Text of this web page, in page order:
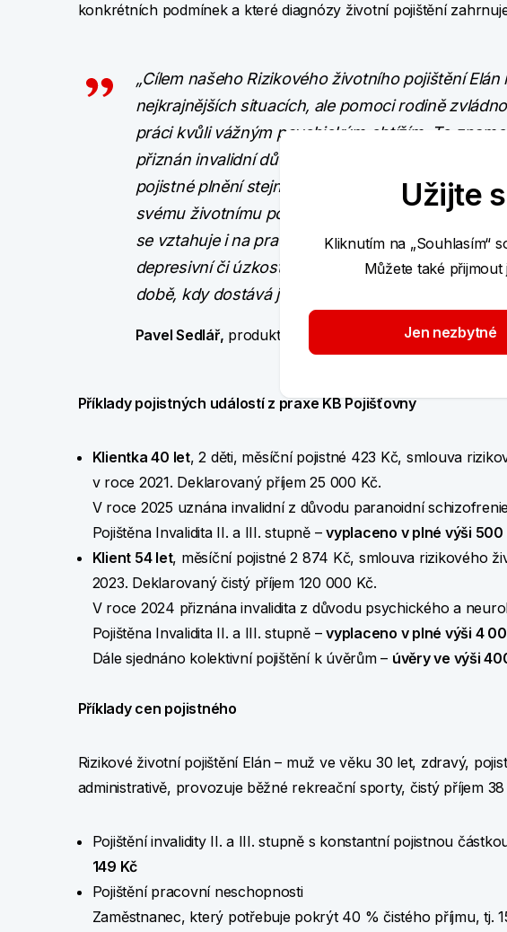
konkrétních podmínek a které diagnózy životní pojištění
„Cílem našeho Rizikového životního pojištění
nejkrajnějších situacích, ale pomoci rodině
práci kvůli vážným psychickým obtížím. To
přiznán invalidní důchod právě kvůli duševní
pojistné plnění stejně jako u jiných zdravotních
svému životnímu pojištění sjednat také
se vztahuje i na pracovní neschopnost z důvodu
depresivní či úzkostné poruchy, a pobírat denní
době, kdy dostává jen nemocenskou.“
Pavel Sedlář, produktový manažer z KB Pojišťovny
Příklady pojistných událostí z praxe KB Pojišťovny
Klientka 40 let, 2 děti, měsíční pojistné 423 Kč, smlouva
v roce 2021. Deklarovaný příjem 25 000 Kč.
V roce 2025 uznána invalidní z důvodu paranoidní
Pojištěna Invalidita II. a III. stupně –vyplaceno v plné výši
Klient 54 let, měsíční pojistné 2 874 Kč, smlouva rizikového
2023. Deklarovaný čistý příjem 120 000 Kč.
V roce 2024 přiznána invalidita z důvodu psychického a
Pojištěna Invalidita II. a III. stupně –vyplaceno v plné výši 4
Dále sjednáno kolektivní pojištění k úvěrům – úvěry ve výši
Příklady cen pojistného
Rizikové životní pojištění Elán – muž ve věku 30 let, zdravý,
administrativě, provozuje běžné rekreační sporty, čistý příjem
Pojištění invalidity II. a III. stupně s konstantní pojistnou
149 Kč
Pojištění pracovní neschopnosti
Zaměstnanec, který potřebuje pokrýt 40 % čistého příjmu, tj.
Užijte
Kliknutím na „Souhlasím“
Můžete také
Jen nezbytné